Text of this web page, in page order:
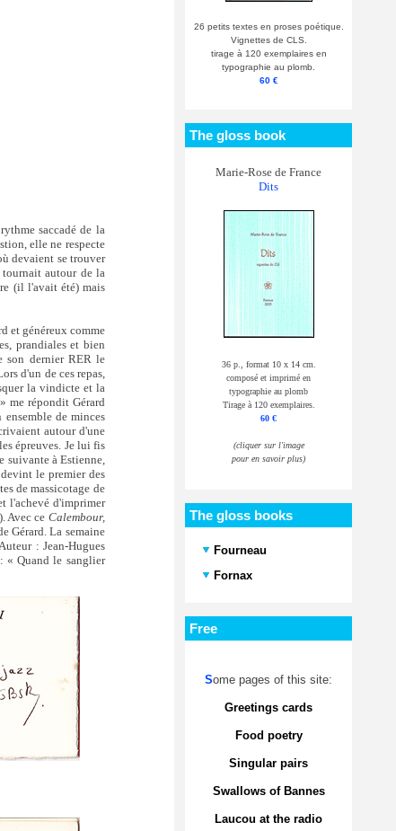
saccadé de la
elle ne respecte
devaient se trouver
tournait autour de la
(il l'avait été) mais
et généreux comme
prandiales et bien
son dernier RER le
d'un de ces repas,
la vindicte et la
me répondit Gérard
ensemble de minces
autour d'une
épreuves. Je lui fis
suivante à Estienne,
le premier des
de massicotage de
l'achevé d'imprimer
Avec ce Calembour,
Gérard. La semaine
: Jean-Hugues
« Quand le sanglier
26 petits textes en proses poétique.
Vignettes de CLS.
tirage à 120 exemplaires en
typographie au plomb.
60 €
The gloss book
Marie-Rose de France
Dits
36 p., format 10 x 14 cm.
composé et imprimé en
typographie au plomb
Tirage à 120 exemplaires.
60 €
(cliquer sur l'image
pour en savoir plus)
The gloss books
Fourneau
Fornax
Free
Some pages of this site:
Greetings cards
Food poetry
Singular pairs
Swallows of Bannes
Laucou at the radio